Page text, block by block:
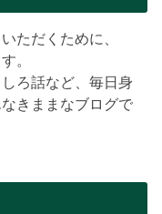
ただくために、
。
ろ話など、毎日身
きままなブログで